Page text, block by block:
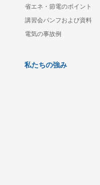
省エネ・節電のポイント
講習会パンフおよび資料
電気の事故例
私たちの強み